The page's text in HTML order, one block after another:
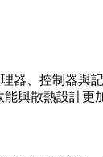
器、控制器
與散熱設計更